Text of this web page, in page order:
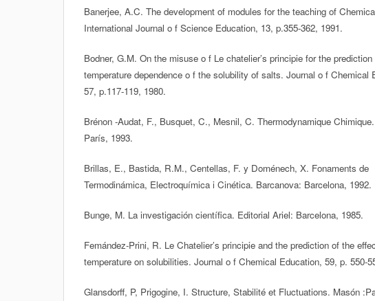
Banerjee, A.C. The development of modules for the teaching of
International Journal o f Science Education, 13, p.355-362, 1991.
Bodner, G.M. On the misuse o f Le chatelier’s principie for the
temperature dependence o f the solubility of salts. Journal o f Chemical
57, p.117-119, 1980.
Brénon -Audat, F., Busquet, C., Mesnil, C. Thermodynamique
París, 1993.
Brillas, E., Bastida, R.M., Centellas, F. y Doménech, X. Fonaments de
Termodinámica, Electroquímica i Cinética. Barcanova: Barcelona, 1992.
Bunge, M. La investigación científica. Editorial Ariel: Barcelona, 1985.
Femández-Prini, R. Le Chatelier’s principie and the prediction of the
temperature on solubilities. Journal o f Chemical Education, 59, p. 550-
Glansdorff, P, Prigogine, I. Structure, Stabilité et Fluctuations. Masón